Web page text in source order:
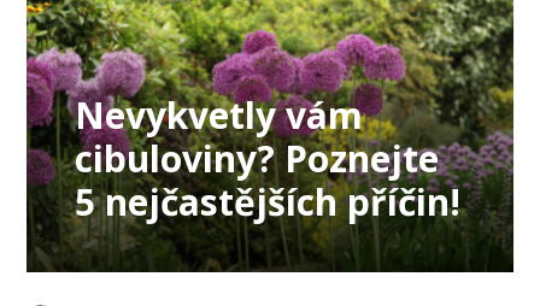
Nevykvetly vám
cibuloviny? Poznejte
5 nejčastějších příčin!